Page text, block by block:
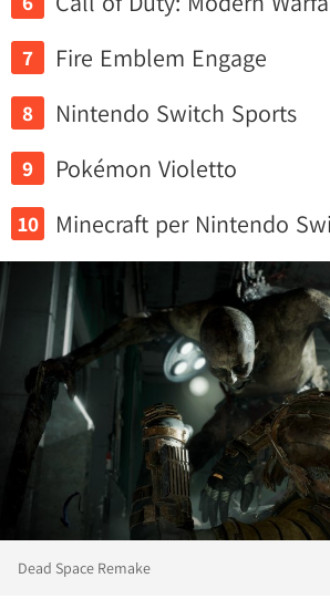
Fire Emblem Engage
Nintendo Switch Sports
Pokémon Violetto
Minecraft per Nintendo
Dead Space Remake